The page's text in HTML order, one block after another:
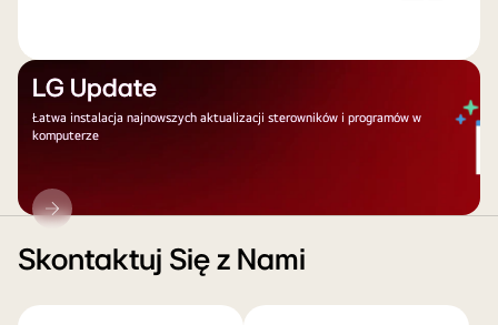
LG Update
Łatwa instalacja najnowszych aktualizacji sterowników i programów w
komputerze
LG
Update
Skontaktuj Się z Nami